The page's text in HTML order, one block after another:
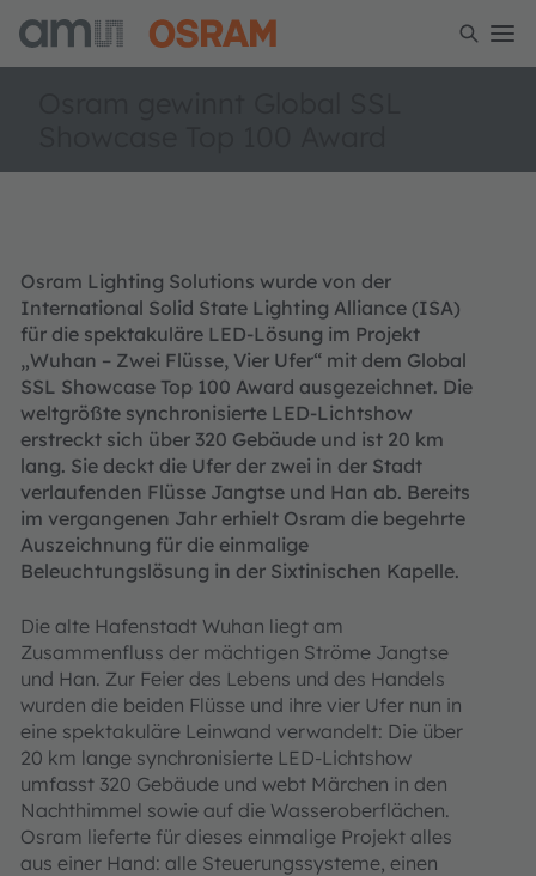
Osram Lighting Solutions wurde von der
International Solid State Lighting Alliance (ISA)
für die spektakuläre LED-Lösung im Projekt
„Wuhan – Zwei Flüsse, Vier Ufer“ mit dem Global
SSL Showcase Top 100 Award ausgezeichnet. Die
weltgrößte synchronisierte LED-Lichtshow
erstreckt sich über 320 Gebäude und ist 20 km
lang. Sie deckt die Ufer der zwei in der Stadt
verlaufenden Flüsse Jangtse und Han ab. Bereits
im vergangenen Jahr erhielt Osram die begehrte
Auszeichnung für die einmalige
Beleuchtungslösung in der Sixtinischen Kapelle.
Die alte Hafenstadt Wuhan liegt am
Zusammenfluss der mächtigen Ströme Jangtse
und Han. Zur Feier des Lebens und des Handels
wurden die beiden Flüsse und ihre vier Ufer nun in
eine spektakuläre Leinwand verwandelt: Die über
20 km lange synchronisierte LED-Lichtshow
umfasst 320 Gebäude und webt Märchen in den
Nachthimmel sowie auf die Wasseroberflächen.
Osram lieferte für dieses einmalige Projekt alles
aus einer Hand: alle Steuerungssysteme, einen